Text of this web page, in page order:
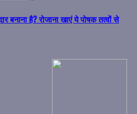
बनाना है? रोजाना खाएं ये पोषक तत्वों से